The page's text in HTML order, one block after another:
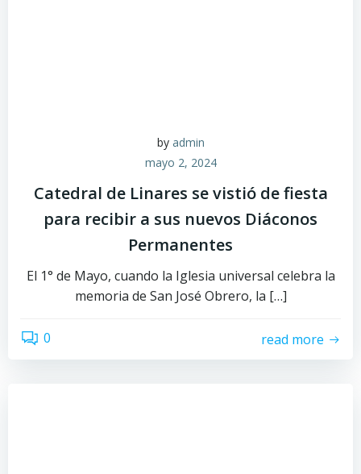
by admin
mayo 2, 2024
Catedral de Linares se vistió de fiesta
para recibir a sus nuevos Diáconos
Permanentes
El 1° de Mayo, cuando la Iglesia universal celebra la
memoria de San José Obrero, la […]
0 read more